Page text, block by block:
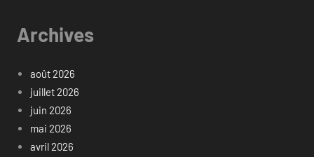
Archives
août 2026
juillet 2026
juin 2026
mai 2026
avril 2026